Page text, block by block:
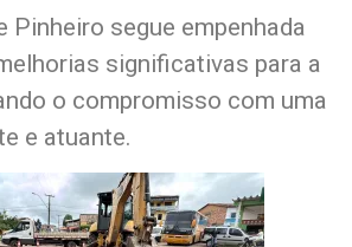
Pinheiro segue empenhada
significativas para a
o compromisso com uma
e atuante.